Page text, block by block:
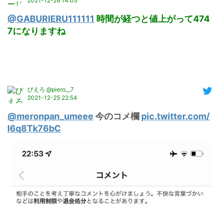
@GABURIERU111111 時間が経つと値上がって474
7になりますね
ぴえろ @piero__7
2021-12-25 22:54
@meronpan_umeee 今のコメ欄 pic.twitter.com/
I6q8Tk76bC